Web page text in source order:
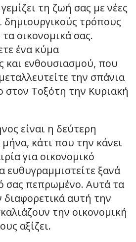
τη ζωή σας με νέες
δημιουργικούς τρόπους
οικονομικά σας.
ένα κύμα
και ενθουσιασμού, που
την σπάνια
Τοξότη την Κυριακή
είναι η δεύτερη
κάτι που την κάνει
για οικονομικό
ευθυγραμμιστείτε ξανά
σας πεπρωμένο. Αυτά τα
διαφορετικά αυτή την
την οικονομική
αξίζει.